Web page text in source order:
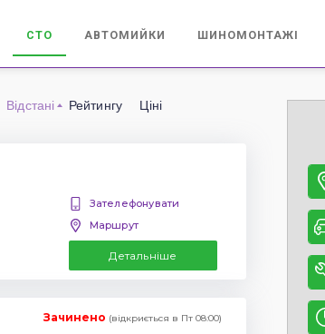
СТО АВТОМИЙКИ ШИНОМОНТАЖІ
Відстані Рейтингу Ціні
Зателефонувати
Маршрут
Детальніше
Зачинено (відкриється в Пт 08:00)